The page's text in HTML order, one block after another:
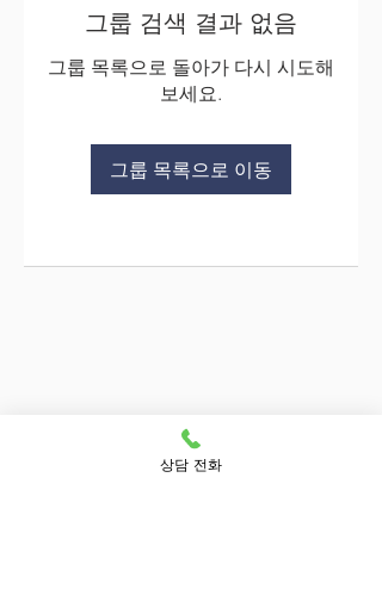
그룹 검색 결과 없음
그룹 목록으로 돌아가 다시 시도해
보세요.
그룹 목록으로 이동
상담 전화